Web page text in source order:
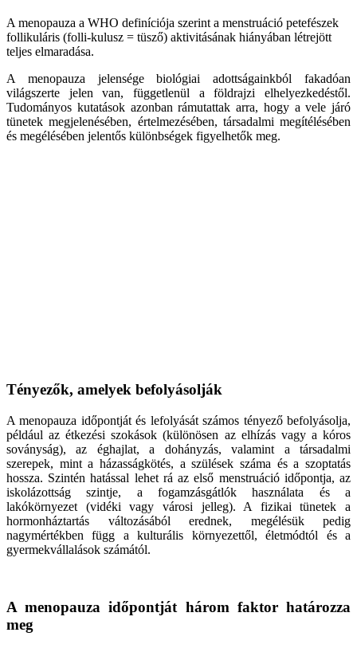
A menopauza a WHO definíciója szerint a menstruáció petefészek
follikuláris (folli-kulusz = tüsző) aktivitásának hiányában létrejött
teljes elmaradása.
A menopauza jelensége biológiai adottságainkból fakadóan
világszerte jelen van, függetlenül a földrajzi elhelyezkedéstől.
Tudományos kutatások azonban rámutattak arra, hogy a vele járó
tünetek megjelenésében, értelmezésében, társadalmi megítélésében
és megélésében jelentős különbségek figyelhetők meg.
Tényezők, amelyek befolyásolják
A menopauza időpontját és lefolyását számos tényező befolyásolja,
például az étkezési szokások (különösen az elhízás vagy a kóros
soványság), az éghajlat, a dohányzás, valamint a társadalmi
szerepek, mint a házasságkötés, a szülések száma és a szoptatás
hossza. Szintén hatással lehet rá az első menstruáció időpontja, az
iskolázottság szintje, a fogamzásgátlók használata és a
lakókörnyezet (vidéki vagy városi jelleg). A fizikai tünetek a
hormonháztartás változásából erednek, megélésük pedig
nagymértékben függ a kulturális környezettől, életmódtól és a
gyermekvállalások számától.
A menopauza időpontját három faktor határozza
meg